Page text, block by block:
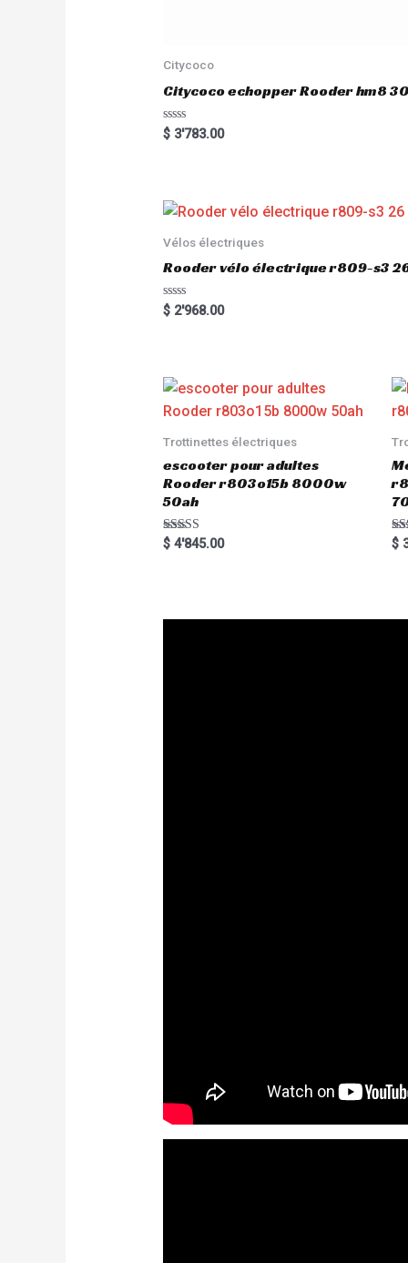
Citycoco
Citycoco echopper Rooder hm8
R
a
o
u
o
f
5
$3'783.00
Vélos électriques
Rooder vélo électrique r809-s3
R
a
o
u
t
o
5
$2'968.00
Trottinettes électriques
escooter pour adultes
Rooder r803o15b 8000w
50ah
Rated
5.00
$4'845.00
5.00
$